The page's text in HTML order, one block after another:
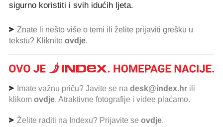
sigurno koristiti i svih idućih ljeta.
Znate li nešto više o temi ili želite prijaviti grešku u
tekstu? Kliknite ovdje.
Imate važnu priču? Javite se na desk@index.hr ili
klikom ovdje. Atraktivne fotografije i videe plaćamo.
Želite raditi na Indexu? Prijavite se ovdje.